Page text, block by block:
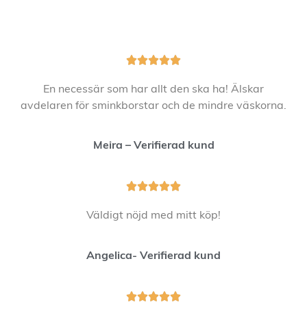

En necessär som har allt den ska ha! Älskar
avdelaren för sminkborstar och de mindre väskorna.
Meira – Verifierad kund

Väldigt nöjd med mitt köp!
Angelica- Verifierad kund
